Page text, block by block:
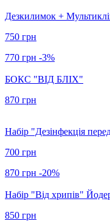
Дезкилимок +
750 грн
770 грн -3%
БОКС "ВІД БЛІХ"
870 грн
Набір "Дезінфекція
700 грн
870 грн -20%
Набір "Від хрипів"
850 грн